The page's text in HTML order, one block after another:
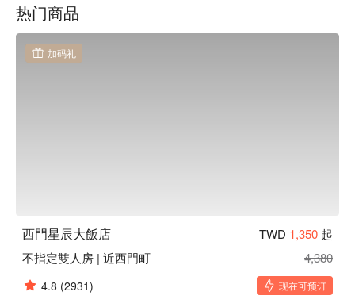
热门商品
加码礼
西門星辰大飯店 TWD 1,350 起
不指定雙人房 | 近西門町
4,380
4.8 (2931) 现在可预订